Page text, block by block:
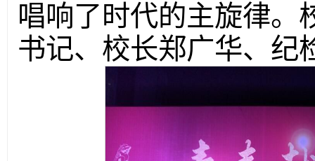
唱响了时代的主旋律。
书记、校长郑广华、纪